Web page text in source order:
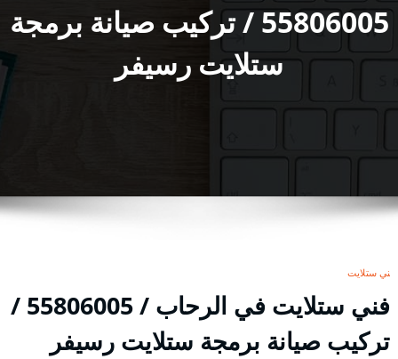
55806005 / تركيب صيانة برمجة
ستلايت رسيفر
فني ستلايت
فني ستلايت في الرحاب / 55806005 /
تركيب صيانة برمجة ستلايت رسيفر